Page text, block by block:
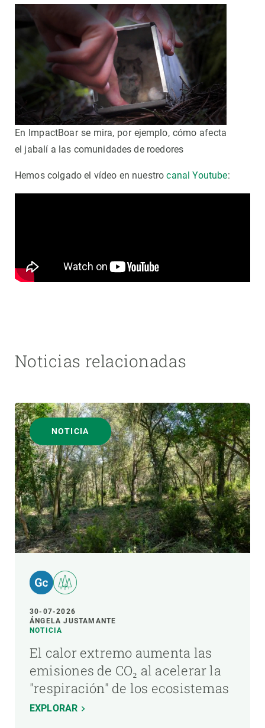
En ImpactBoar se mira, por ejemplo, cómo afecta
el jabalí a las comunidades de roedores
Hemos colgado el vídeo en nuestrocanal Youtube:
Noticias relacionadas
NOTICIA
30-07-2026
ÁNGELA JUSTAMANTE
NOTICIA
El calor extremo aumenta las
emisiones de CO₂ al acelerar la
"respiración" de los ecosistemas
EXPLORAR